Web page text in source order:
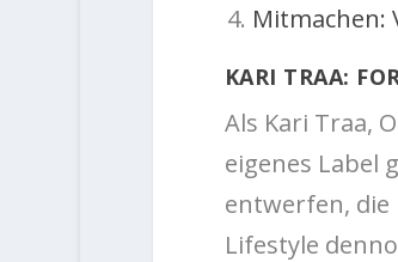
Mitmachen:
KARI TRAA:
Als Kari Traa,
eigenes Label
entwerfen, die
Lifestyle